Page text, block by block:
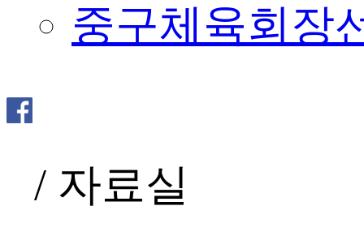
중구체육회장
/ 자료실